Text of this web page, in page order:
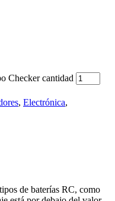
Checker cantidad
, Electrónica,
de baterías RC, como